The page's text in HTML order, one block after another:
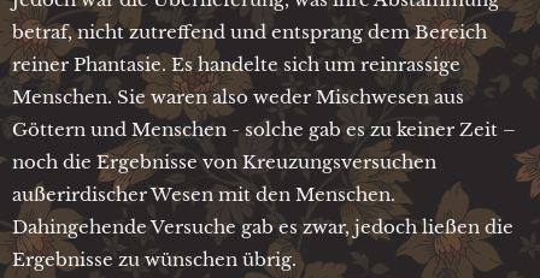
betraf, nicht zutreffend und entsprang dem Bereich
reiner Phantasie. Es handelte sich um reinrassige
Menschen. Sie waren also weder Mischwesen aus
Göttern und Menschen - solche gab es zu keiner Zeit –
noch die Ergebnisse von Kreuzungsversuchen
außerirdischer Wesen mit den Menschen.
Dahingehende Versuche gab es zwar, jedoch ließen die
Ergebnisse zu wünschen übrig.